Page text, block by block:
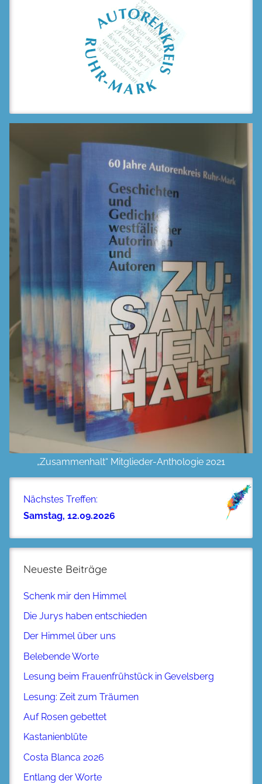
„Zusammenhalt“ Mitglieder-Anthologie 2021
Nächstes Treffen:
Samstag, 12.09.2026
Neueste Beiträge
Schenk mir den Himmel
Die Jurys haben entschieden
Der Himmel über uns
Belebende Worte
Lesung beim Frauenfrühstück in Gevelsberg
Lesung: Zeit zum Träumen
Auf Rosen gebettet
Kastanienblüte
Costa Blanca 2026
Entlang der Worte